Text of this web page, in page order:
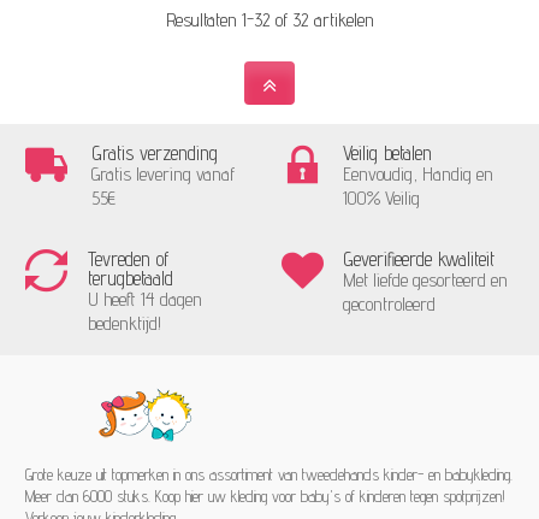
Resultaten 1-32 of 32 artikelen
Gratis verzending
Gratis levering vanaf
55€
Veilig betalen
Eenvoudig, Handig en
100% Veilig
Tevreden of
terugbetaald
U heeft 14 dagen
bedenktijd!
Geverifieerde kwaliteit
Met liefde gesorteerd en
gecontroleerd
Grote keuze uit topmerken in ons assortiment van tweedehands kinder- en babykleding.
Meer dan 6000 stuks. Koop hier uw kleding voor baby's of kinderen tegen spotprijzen!